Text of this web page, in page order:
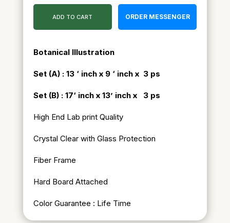
ADD TO CART ORDER MESSENGER
Botanical Illustration
Set (A) : 13 ‘ inch x 9 ‘ inch x 3 ps
Set (B) : 17‘ inch x 13’ inch x 3 ps
High End Lab print Quality
Crystal Clear with Glass Protection
Fiber Frame
Hard Board Attached
Color Guarantee : Life Time